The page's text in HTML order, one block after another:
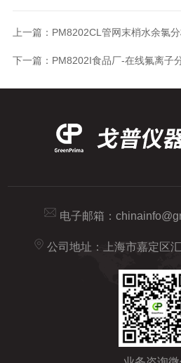
上一篇： PM8202CL管网末梢水余氯
下一篇： PM8202I食品厂-在线氟离子
电子邮箱：
公司地址：上海市嘉定区